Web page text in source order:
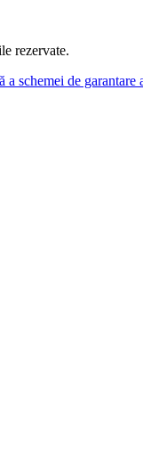
rezervate.
a schemei de